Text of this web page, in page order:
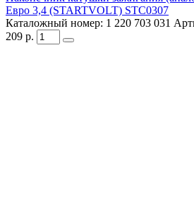
Евро 3,4 (STARTVOLT) STC0307
Каталожный номер: 1 220 703 031
209 р.